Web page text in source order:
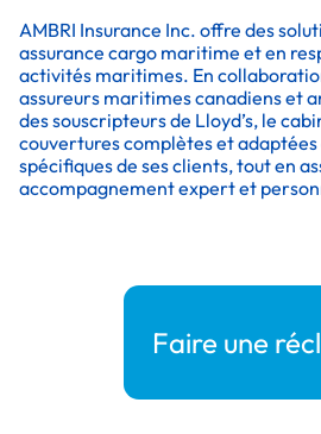
AMBRI Insurance Inc. offre des
assurance cargo maritime et en
activités maritimes. En
assureurs maritimes canadiens et
des souscripteurs de Lloyd’s, le
couvertures complètes et adaptées
spécifiques de ses clients, tout en
accompagnement expert et
Faire une